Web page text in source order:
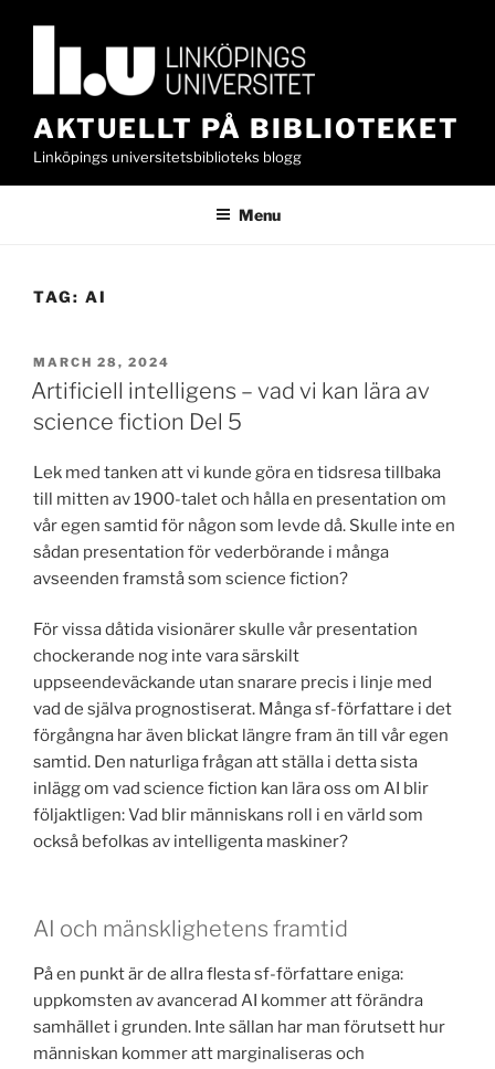
AKTUELLT PÅ BIBLIOTEKET
Linköpings universitetsbiblioteks blogg
Menu
TAG: AI
POSTED
ON
MARCH 28, 2024
Artificiell intelligens – vad vi kan lära av
science fiction Del 5
Lek med tanken att vi kunde göra en tidsresa tillbaka
till mitten av 1900-talet och hålla en presentation om
vår egen samtid för någon som levde då. Skulle inte en
sådan presentation för vederbörande i många
avseenden framstå som science fiction?
För vissa dåtida visionärer skulle vår presentation
chockerande nog inte vara särskilt
uppseendeväckande utan snarare precis i linje med
vad de själva prognostiserat. Många sf-författare i det
förgångna har även blickat längre fram än till vår egen
samtid. Den naturliga frågan att ställa i detta sista
inlägg om vad science fiction kan lära oss om AI blir
följaktligen: Vad blir människans roll i en värld som
också befolkas av intelligenta maskiner?
AI och mänsklighetens framtid
På en punkt är de allra flesta sf-författare eniga:
uppkomsten av avancerad AI kommer att förändra
samhället i grunden. Inte sällan har man förutsett hur
människan kommer att marginaliseras och